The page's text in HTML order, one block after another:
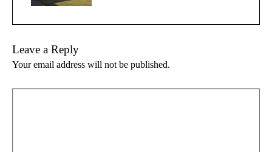
Leave a Reply
Your email address will not be published.